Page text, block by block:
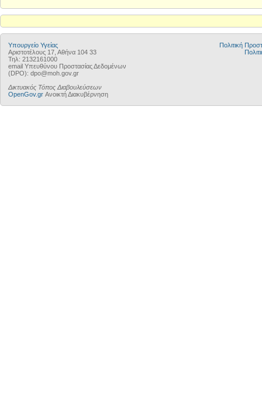
Υπουργείο Υγείας
Αριστοτέλους 17, Αθήνα 104 33
Τηλ: 2132161000
email Υπευθύνου Προστασίας Δεδομένων
(DPO): dpo@moh.gov.gr
Δικτυακός Τόπος Διαβουλεύσεων
OpenGov.gr Ανοικτή Διακυβέρνηση
Πολιτική